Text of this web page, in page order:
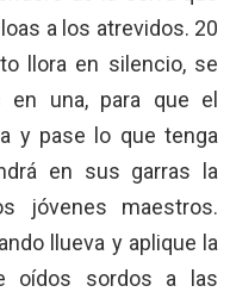
a los atrevidos. 20
llora en silencio, se
en una, para que el
y pase lo que tenga
en sus garras la
jóvenes maestros.
llueva y aplique la
oídos sordos a las